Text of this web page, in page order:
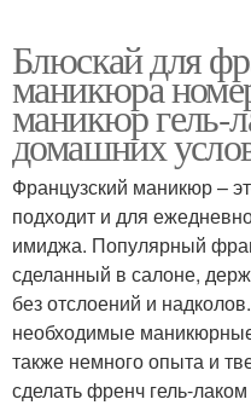
Блюскай для
маникюра
маникюр гель-
домашних
Французский маникюр –
подходит и для
имиджа. Популярный
сделанный в салоне,
без отслоений и
необходимые
также немного опыта и
сделать френч гель-